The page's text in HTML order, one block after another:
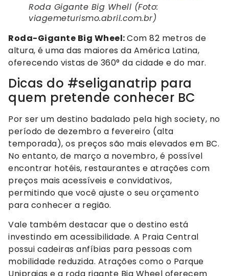
Roda Gigante Big Whell (Foto:
viagemeturismo.abril.com.br)
Roda-Gigante Big Wheel:Com 82 metros de
altura, é uma das maiores da América Latina,
oferecendo vistas de 360° da cidade e do mar.
Dicas do #seliganatrip para
quem pretende conhecer BC
Por ser um destino badalado pela high society, no
período de dezembro a fevereiro (alta
temporada), os preços são mais elevados em BC.
No entanto, de março a novembro, é possível
encontrar hotéis, restaurantes e atrações com
preços mais acessíveis e convidativos,
permitindo que você ajuste o seu orçamento
para conhecer a região.
Vale também destacar que o destino está
investindo em acessibilidade. A Praia Central
possui cadeiras anfíbias para pessoas com
mobilidade reduzida. Atrações como o Parque